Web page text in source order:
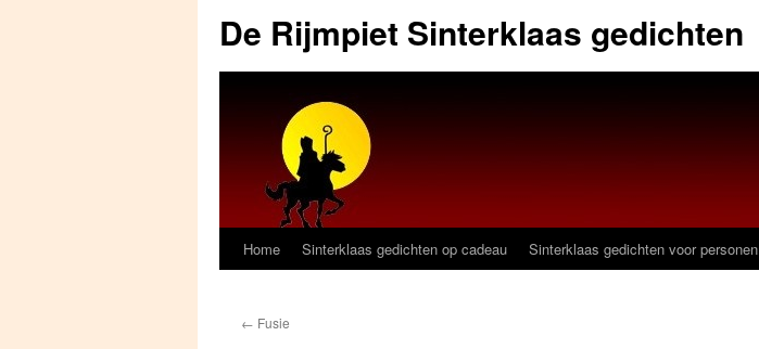
content
De Rijmpiet Sinterklaas gedichten
Home Sinterklaas gedichten op cadeau Sinterklaas gedichten voor personen
← Fusie